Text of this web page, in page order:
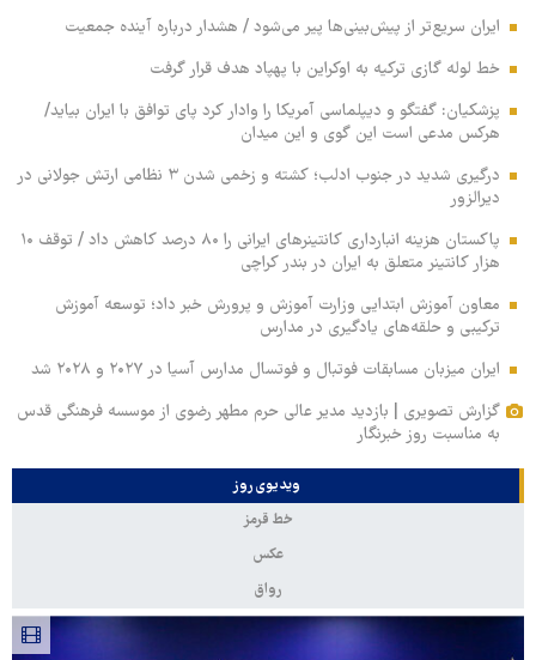
ایران سریع‌تر از پیش‌بینی‌ها پیر می‌شود / هشدار درباره آینده جمعیت
خط لوله گازی ترکیه به اوکراین با پهپاد هدف قرار گرفت
پزشکیان: گفتگو و دیپلماسی آمریکا را وادار کرد پای توافق با ایران بیاید/
هرکس مدعی است این گوی و این میدان
درگیری شدید در جنوب ادلب؛ کشته و زخمی شدن ۳ نظامی ارتش جولانی در
دیرالزور
پاکستان هزینه انبارداری کانتینرهای ایرانی را ۸۰ درصد کاهش داد / توقف ۱۰
هزار کانتینر متعلق به ایران در بندر کراچی
معاون آموزش ابتدایی وزارت آموزش و پرورش خبر داد؛ توسعه آموزش
ترکیبی و حلقه‌های یادگیری در مدارس
ایران میزبان مسابقات فوتبال و فوتسال مدارس آسیا در ۲۰۲۷ و ۲۰۲۸ شد
گزارش تصویری | بازدید مدیر عالی حرم مطهر رضوی از موسسه فرهنگی قدس
به مناسبت روز خبرنگار
ویدیوی روز
خط قرمز
عکس
رواق